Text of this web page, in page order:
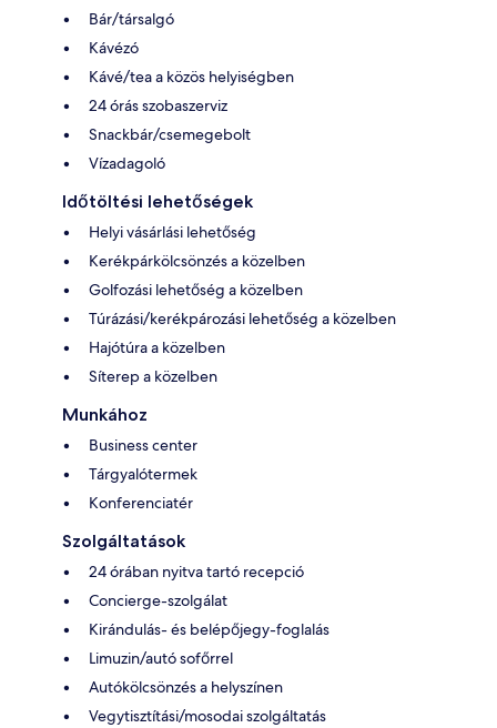
Bár/társalgó
Kávézó
Kávé/tea a közös helyiségben
24 órás szobaszerviz
Snackbár/csemegebolt
Vízadagoló
Időtöltési lehetőségek
Helyi vásárlási lehetőség
Kerékpárkölcsönzés a közelben
Golfozási lehetőség a közelben
Túrázási/kerékpározási lehetőség a közelben
Hajótúra a közelben
Síterep a közelben
Munkához
Business center
Tárgyalótermek
Konferenciatér
Szolgáltatások
24 órában nyitva tartó recepció
Concierge-szolgálat
Kirándulás- és belépőjegy-foglalás
Limuzin/autó sofőrrel
Autókölcsönzés a helyszínen
Vegytisztítási/mosodai szolgáltatás